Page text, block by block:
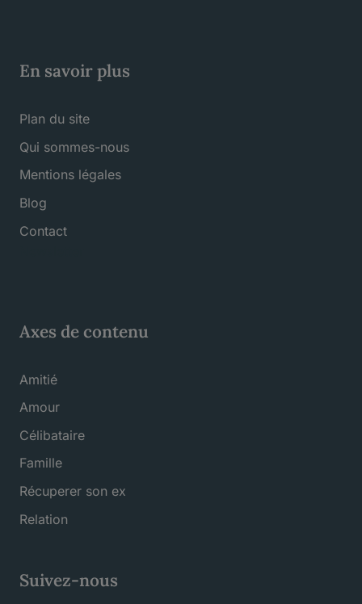
En savoir plus
Plan du site
Qui sommes-nous
Mentions légales
Blog
Contact
Axes de contenu
Amitié
Amour
Célibataire
Famille
Récuperer son ex
Relation
Suivez-nous